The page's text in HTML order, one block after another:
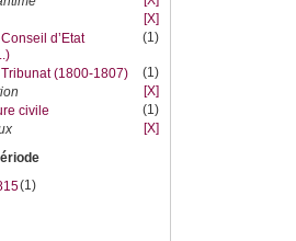
[X]
d’Etat
(1)
Tribunat (1800-1807)
(1)
[X]
civile
(1)
[X]
(1)